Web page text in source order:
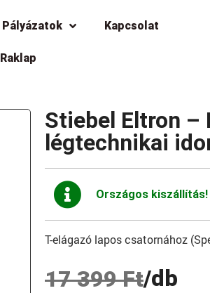
Pályázatok Kapcsolat
Raklap
Stiebel Eltron –
légtechnikai
Országos kiszállítás!
T-elágazó lapos csatornához
17 399Ft/db